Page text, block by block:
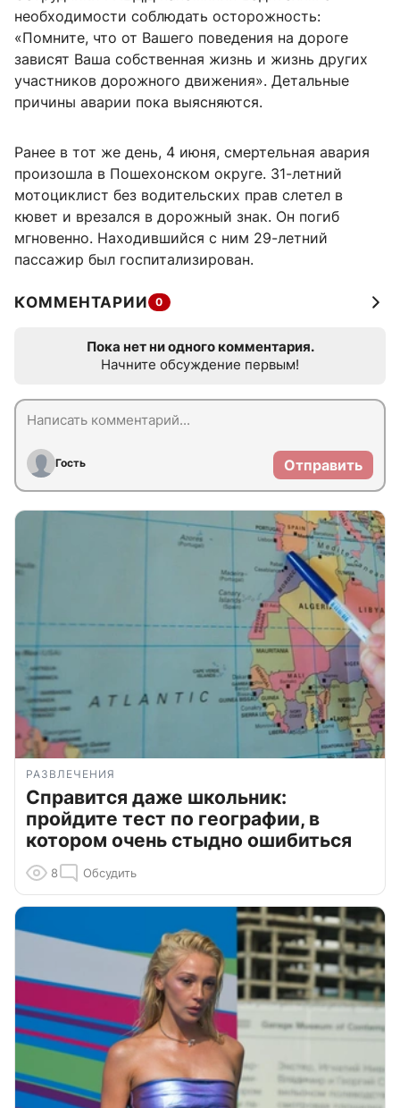
необходимости соблюдать осторожность:
«Помните, что от Вашего поведения на дороге
зависят Ваша собственная жизнь и жизнь других
участников дорожного движения». Детальные
причины аварии пока выясняются.
Ранее в тот же день, 4 июня, смертельная авария
произошла в Пошехонском округе. 31-летний
мотоциклист без водительских прав слетел в
кювет и врезался в дорожный знак. Он погиб
мгновенно. Находившийся с ним 29-летний
пассажир был госпитализирован.
КОММЕНТАРИИ 0
Пока нет ни одного комментария.
Начните обсуждение первым!
Гость Отправить
РАЗВЛЕЧЕНИЯ
Справится даже школьник:
пройдите тест по географии, в
котором очень стыдно ошибиться
8 Обсудить